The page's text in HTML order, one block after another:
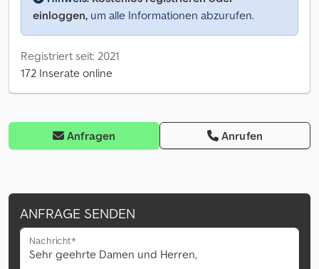
einloggen, um alle Informationen abzurufen.
Registriert seit: 2021
172 Inserate online
Anfragen Anrufen
ANFRAGE SENDEN
Nachricht*